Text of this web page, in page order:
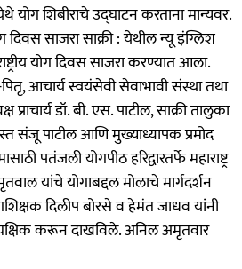
शिबीराचे उद्घाटन करताना मान्यवर.
दिवस साजरा साक्री : येथील न्यू इंग्लिश
योग दिवस साजरा करण्यात आला.
आचार्य स्वयंसेवी सेवाभावी संस्था तथा
प्राचार्य डॉ. बी. एस. पाटील, साक्री तालुका
संजू पाटील आणि मुख्याध्यापक प्रमोद
पतंजली योगपीठ हरिद्वारतर्फे महाराष्ट्र
यांचे योगाबद्दल मोलाचे मार्गदर्शन
दिलीप बोरसे व हेमंत जाधव यांनी
करून दाखविले. अनिल अमृतवार